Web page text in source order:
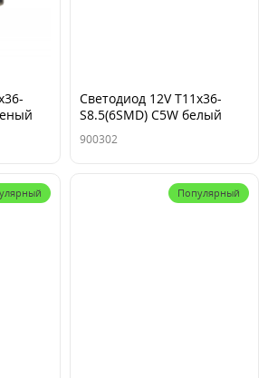
Cветодиод 12V T11x36-
S8.5(6SMD) C5W белый
0.36W 36lm TM NORD
YADA
900302
Популярный